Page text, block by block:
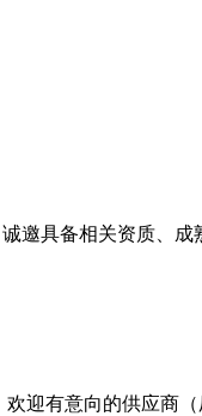
邀具备相关资质、成
迎有意向的供应商